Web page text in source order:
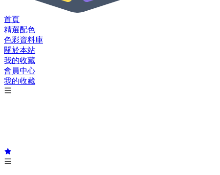
首頁
精選配色
色彩資料庫
關於本站
我的收藏
會員中心
我的收藏